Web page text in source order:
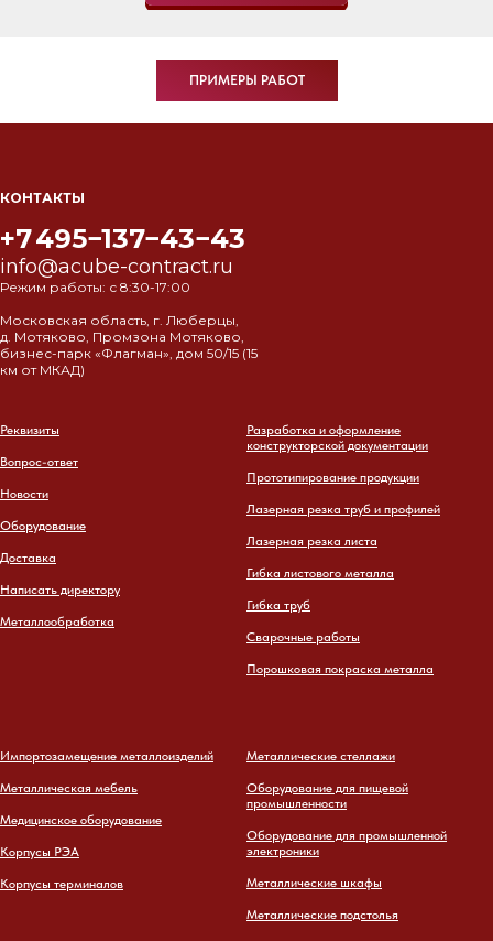
ПРИМЕРЫ РАБОТ
КОНТАКТЫ
+7 495−137−43−43
info@acube-contract.ru
Режим работы: с 8:30-17:00
Московская область, г. Люберцы,
д. Мотяково, Промзона Мотяково,
бизнес-парк «Флагман», дом 50/15 (15
км от МКАД)
Реквизиты
Вопрос-ответ
Новости
Оборудование
Доставка
Написать директору
Металлообработка
Разработка и оформление
конструкторской документации
Прототипирование продукции
Лазерная резка труб и профилей
Лазерная резка листа
Гибка листового металла
Гибка труб
Сварочные работы
Порошковая покраска металла
Импортозамещение металлоизделий
Металлическая мебель
Медицинское оборудование
Корпусы РЭА
Корпусы терминалов
Металлические стеллажи
Оборудование для пищевой
промышленности
Оборудование для промышленной
электроники
Металлические шкафы
Металлические подстолья